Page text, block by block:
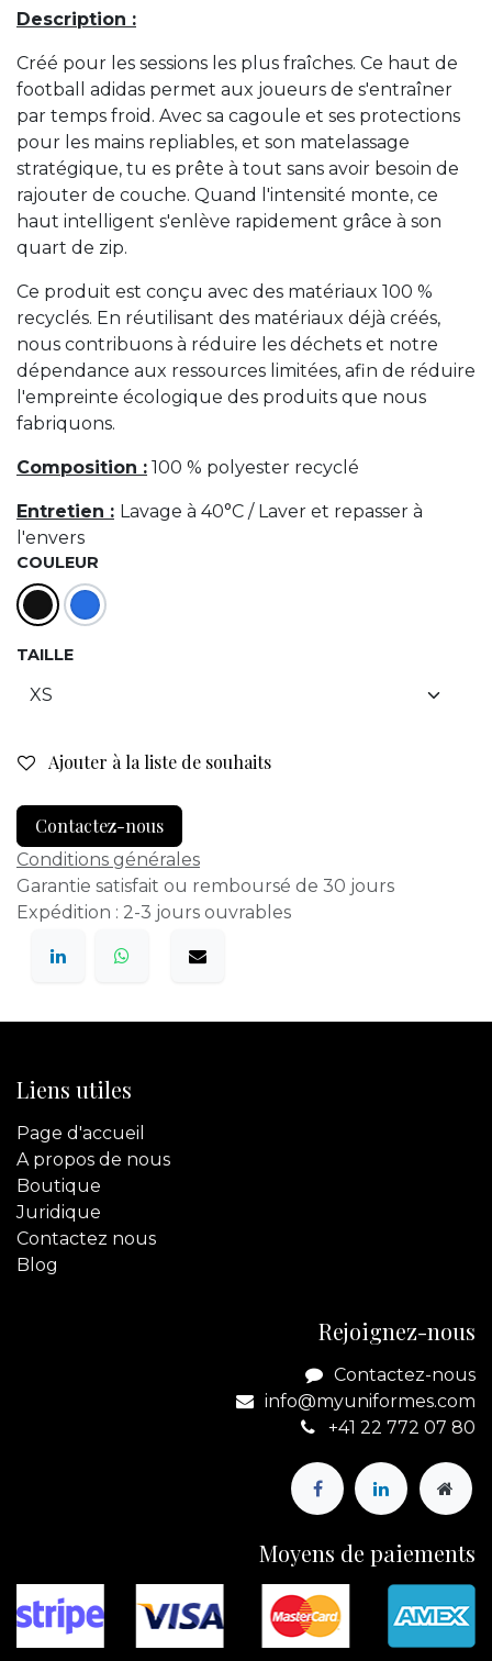
Description :
Créé pour les sessions les plus fraîches. Ce haut de
football adidas permet aux joueurs de s'entraîner
par temps froid. Avec sa cagoule et ses protections
pour les mains repliables, et son matelassage
stratégique, tu es prête à tout sans avoir besoin de
rajouter de couche. Quand l'intensité monte, ce
haut intelligent s'enlève rapidement grâce à son
quart de zip.
Ce produit est conçu avec des matériaux 100 %
recyclés. En réutilisant des matériaux déjà créés,
nous contribuons à réduire les déchets et notre
dépendance aux ressources limitées, afin de réduire
l'empreinte écologique des produits que nous
fabriquons.
Composition : 100 % polyester recyclé
Entretien : Lavage à 40°C / Laver et repasser à
l'envers
COULEUR
TAILLE
Ajouter à la liste de souhaits
Contactez-nous
Conditions générales
Garantie satisfait ou remboursé de 30 jours
Expédition : 2-3 jours ouvrables
Liens utiles
Page d'accueil
A propos de nous
Boutique
Juridique
Contactez nous
Blog
Rejoignez-nous
Contactez-nous
info@myuniformes.com
+41 22 772 07 80
Moyens de paiements